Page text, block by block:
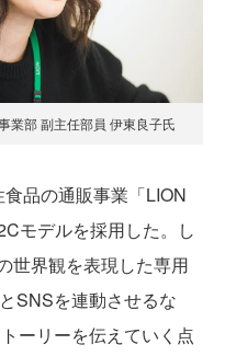
業部 副主任部員 伊東良子氏
品の通販事業「LION
モデルを採用した。し
世界観を表現した専用
SNSを連動させるな
ーリーを伝えていく点